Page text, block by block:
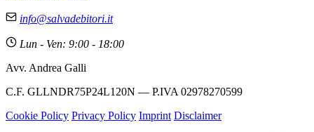
info@salvadebitori.it
Lun - Ven: 9:00 - 18:00
Avv. Andrea Galli
C.F. GLLNDR75P24L120N — P.IVA 02978270599
Cookie Policy Privacy Policy Imprint Disclaimer